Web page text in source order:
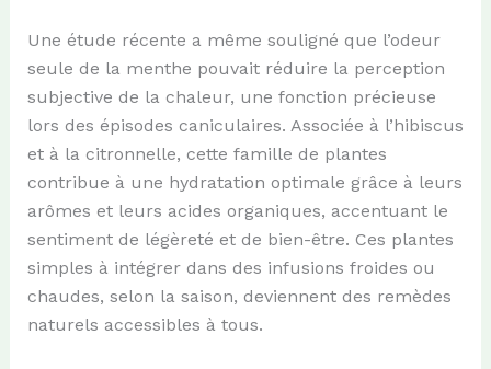
Une étude récente a même souligné que l’odeur
seule de la menthe pouvait réduire la perception
subjective de la chaleur, une fonction précieuse
lors des épisodes caniculaires. Associée à l’hibiscus
et à la citronnelle, cette famille de plantes
contribue à une hydratation optimale grâce à leurs
arômes et leurs acides organiques, accentuant le
sentiment de légèreté et de bien-être. Ces plantes
simples à intégrer dans des infusions froides ou
chaudes, selon la saison, deviennent des remèdes
naturels accessibles à tous.